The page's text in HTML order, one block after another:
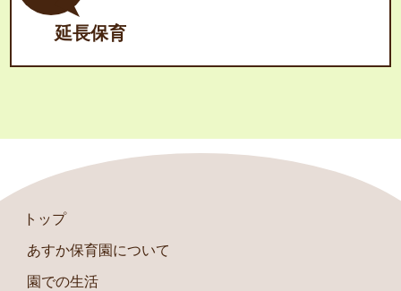
延長保育
トップ
あすか保育園について
園での生活